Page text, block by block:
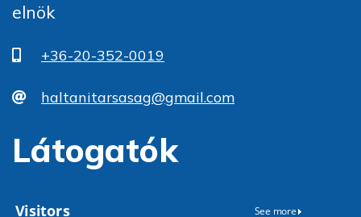
elnök
+36-20-352-0019
haltanitarsasag@gmail.com
Látogatók